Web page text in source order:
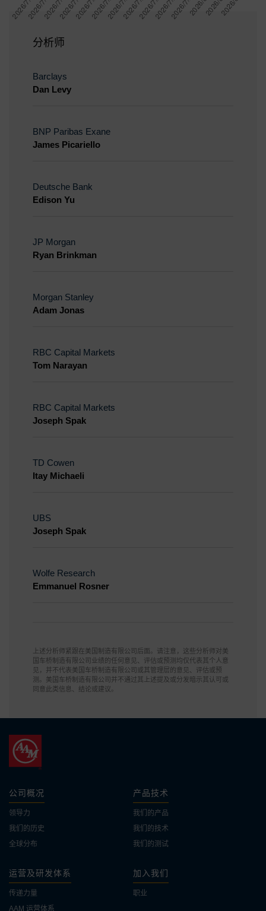
分析师
Barclays
Dan Levy
BNP Paribas Exane
James Picariello
Deutsche Bank
Edison Yu
JP Morgan
Ryan Brinkman
Morgan Stanley
Adam Jonas
RBC Capital Markets
Tom Narayan
RBC Capital Markets
Joseph Spak
TD Cowen
Itay Michaeli
UBS
Joseph Spak
Wolfe Research
Emmanuel Rosner
上述分析师紧跟在美国制造有限公司后面。请注意，这些分析师对美
国车桥制造有限公司业绩的任何意见、评估或预测均仅代表其个人意
见，并不代表美国车桥制造有限公司或其管理层的意见、评估或预
测。美国车桥制造有限公司并不通过其上述提及或分发暗示其认可或
同意此类信息、结论或建议。
公司概况
领导力
我们的历史
全球分布
产品技术
我们的产品
我们的技术
我们的测试
运营及研发体系
传递力量
AAM 运营体系
加入我们
职业